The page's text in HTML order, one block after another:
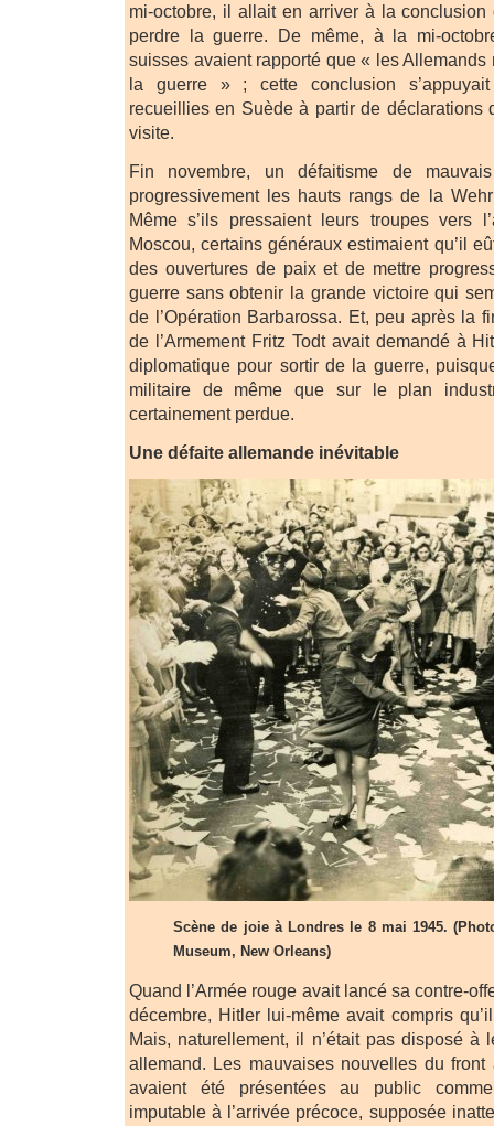
mi-octobre, il allait en arriver à la conclusion
perdre la guerre. De même, à la mi-
suisses avaient rapporté que « les
la guerre » ; cette conclusion
recueillies en Suède à partir de déclarations
visite.
Fin novembre, un défaitisme de
progressivement les hauts rangs de la
Même s’ils pressaient leurs troupes vers
Moscou, certains généraux estimaient qu’il
des ouvertures de paix et de mettre
guerre sans obtenir la grande victoire qui
de l’Opération Barbarossa. Et, peu après la
de l’Armement Fritz Todt avait demandé à
diplomatique pour sortir de la guerre,
militaire de même que sur le plan
certainement perdue.
Une défaite allemande inévitable
Scène de joie à Londres le 8 mai 1945.
Museum, New Orleans)
Quand l’Armée rouge avait lancé sa contre-
décembre, Hitler lui-même avait compris
Mais, naturellement, il n’était pas disposé à
allemand. Les mauvaises nouvelles du
avaient été présentées au public
imputable à l’arrivée précoce, supposée